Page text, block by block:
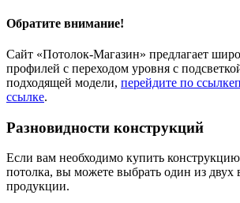
Обратите внимание!
Сайт «Потолок-Магазин» предлагает
профилей с переходом уровня с
подходящей модели, перейдите по ссылке
ссылке.
Разновидности конструкций
Если вам необходимо купить
потолка, вы можете выбрать один из двух
продукции.